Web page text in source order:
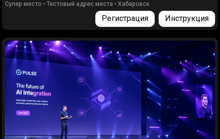
Супер место • Тестовый адрес места • Хабаровск
Регистрация Инструкция